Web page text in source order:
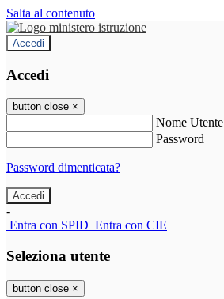
Salta al contenuto
Accedi
Accedi
button close ×
Nome Utente
Password
Password dimenticata?
-
Entra con SPID Entra con CIE
Seleziona utente
button close ×